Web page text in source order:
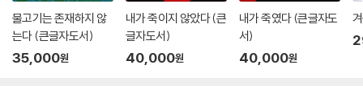
물고기는 존재하지 않
는다 (큰글자도서)
35,000원
내가 죽이지 않았다 (큰
글자도서)
40,000원
내가 죽였다 (큰글자도
서)
40,000원